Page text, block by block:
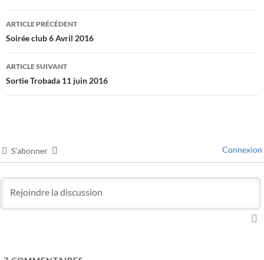
Navigation
des
articles
ARTICLE PRÉCÉDENT
Soirée club 6 Avril 2016
ARTICLE SUIVANT
Sortie Trobada 11 juin 2016
S’abonner Connexion